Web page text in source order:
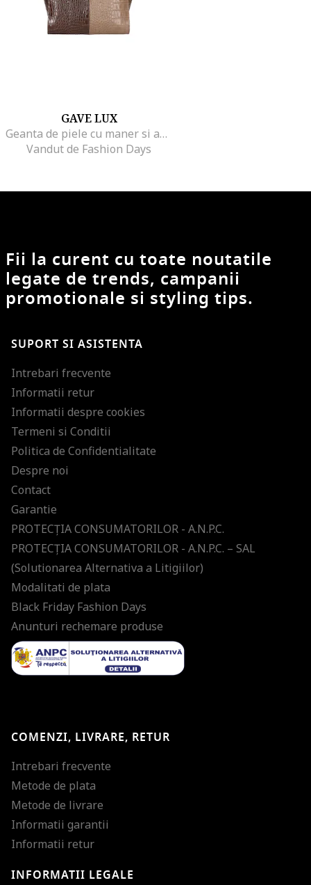
GAVE LUX
Geanta de piele cu maner si aspect de piele de crocodil, Maro inchis
Vandut de Fashion Days
Fii la curent cu toate noutatile
legate de trends, campanii
promotionale si styling tips.
SUPORT SI ASISTENTA
Intrebari frecvente
Informatii retur
Informatii despre cookies
Termeni si Conditii
Politica de Confidentialitate
Despre noi
Contact
Garantie
PROTECŢIA CONSUMATORILOR - A.N.P.C.
PROTECŢIA CONSUMATORILOR - A.N.P.C. – SAL
(Solutionarea Alternativa a Litigiilor)
Modalitati de plata
Black Friday Fashion Days
Anunturi rechemare produse
COMENZI, LIVRARE, RETUR
Intrebari frecvente
Metode de plata
Metode de livrare
Informatii garantii
Informatii retur
INFORMATII LEGALE